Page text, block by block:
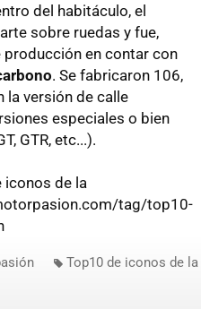
del habitáculo, el
sobre ruedas y fue,
en contar con
. Se fabricaron 106,
la versión de calle
especiales o bien
GTR, etc...).
iconos de la
tag/top10-
Top10 de iconos de